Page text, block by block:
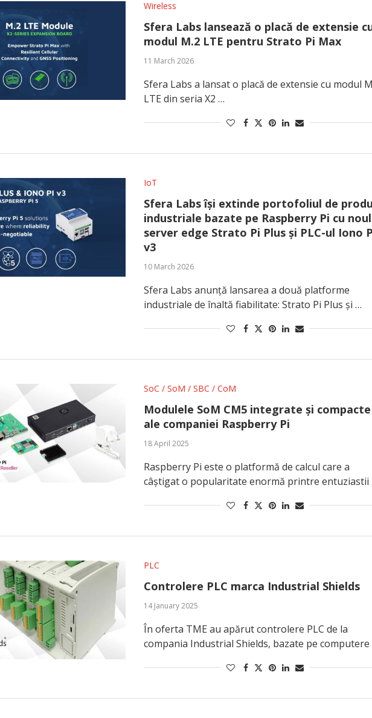
Wireless
Sfera Labs lansează o placă de extensie
modul M.2 LTE pentru Strato Pi Max
11 March 2026
Sfera Labs a lansat o placă de extensie cu modul
LTE din seria X2 …
IoT
Sfera Labs își extinde portofoliul de
industriale bazate pe Raspberry Pi cu noul
server edge Strato Pi Plus și PLC-ul Iono
v3
10 March 2026
Sfera Labs anunță lansarea a două platforme
industriale de înaltă fiabilitate: Strato Pi Plus și …
SoC / SoM / SBC / CoM
Modulele SoM CM5 integrate și compacte
ale companiei Raspberry Pi
18 April 2025
Raspberry Pi este o platformă de calcul care a
câștigat o popularitate enormă printre entuziastii
PLC
Controlere PLC marca Industrial Shields
14 January 2025
În oferta TME au apărut controlere PLC de la
compania Industrial Shields, bazate pe